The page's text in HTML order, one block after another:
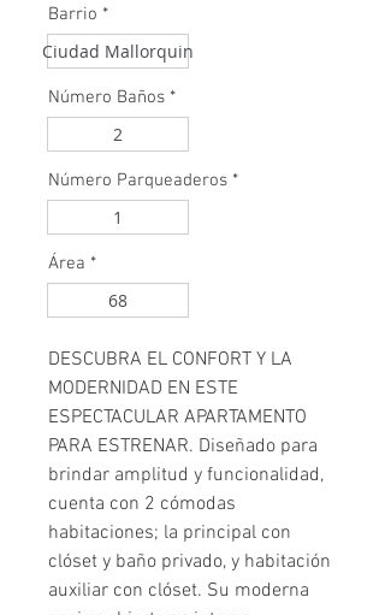
Barrio *
Ciudad Mallorquin
Número Baños *
2
Número Parqueaderos *
1
Área *
68
DESCUBRA EL CONFORT Y LA
MODERNIDAD EN ESTE
ESPECTACULAR APARTAMENTO
PARA ESTRENAR. Diseñado para
brindar amplitud y funcionalidad,
cuenta con 2 cómodas
habitaciones; la principal con
clóset y baño privado, y habitación
auxiliar con clóset. Su moderna